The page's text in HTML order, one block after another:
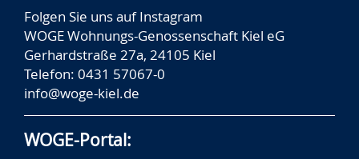
Folgen Sie uns aufInstagram
WOGE Wohnungs-Genossenschaft Kiel eG
Gerhardstraße 27a, 24105 Kiel
Telefon: 0431 57067-0
info@woge-kiel.de
WOGE-Portal: